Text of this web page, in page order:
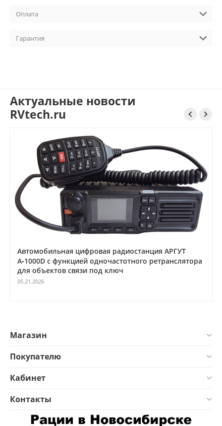
Оплата
Гарантия
Актуальные новости
RVtech.ru
 
Автомобильная цифровая радиостанция АРГУТ
А‑1000D с функцией одночастотного ретранслятора
для объектов связи под ключ
05.21.2026
Магазин
Покупателю
Кабинет
Контакты